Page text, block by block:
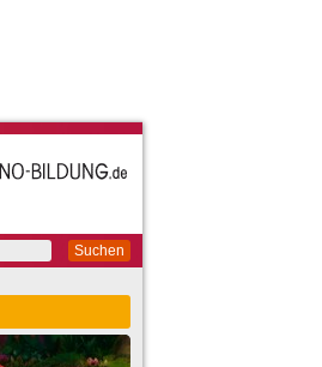
Suchen